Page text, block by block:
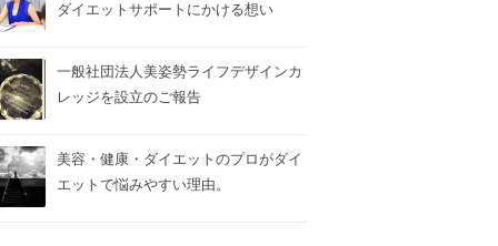
ダイエットサポートにかける想い
一般社団法人美姿勢ライフデザインカ
レッジを設立のご報告
美容・健康・ダイエットのプロがダイ
エットで悩みやすい理由。